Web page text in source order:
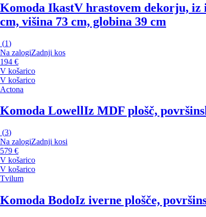
Komoda IkastV hrastovem dekorju, iz
cm, višina 73 cm, globina 39 cm
(1)
Na zalogiZadnji kos
194 €
V košarico
V košarico
Actona
Komoda LowellIz MDF plošč,
(3)
Na zalogiZadnji kosi
579 €
V košarico
V košarico
Tvilum
Komoda BodoIz iverne plošče,